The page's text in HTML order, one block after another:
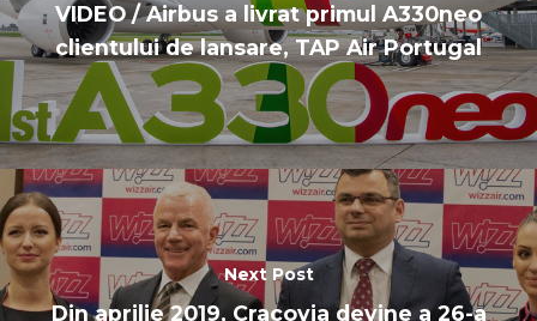
VIDEO / Airbus a livrat primul A330neo
clientului de lansare, TAP Air Portugal
Next Post
Din aprilie 2019, Cracovia devine a 26-a